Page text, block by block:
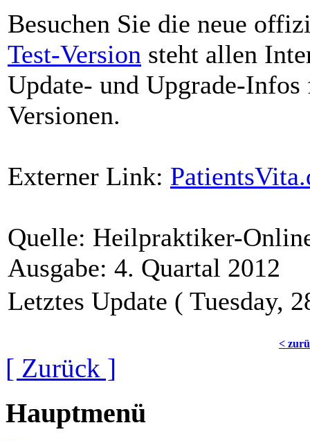
Besuchen Sie die neue
Test-Version steht allen
Update- und Upgrade-
Versionen.
Externer Link:
Quelle: Heilpraktiker-
Ausgabe: 4. Quartal 2012
Letztes Update ( Tuesday,
<
[ Zurück ]
Hauptmenü